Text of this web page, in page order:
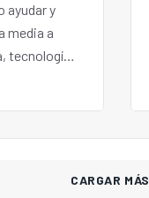
ayudar y
media a
tecnología,
CARGAR MÁS